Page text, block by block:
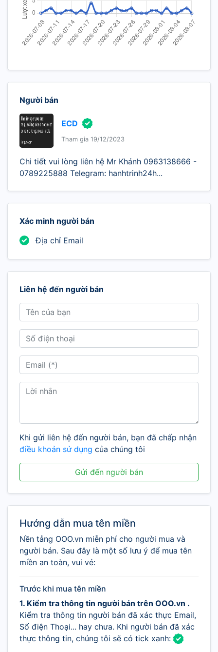
Người bán
ECD
Tham gia 19/12/2023
Chi tiết vui lòng liên hệ Mr Khánh 0963138666 -
0789225888 Telegram: hanhtrinh24h...
Xác minh người bán
Địa chỉ Email
Liên hệ đến người bán
Khi gửi liên hệ đến người bán, bạn đã chấp nhận
điều khoản sử dụng của chúng tôi
Gửi đến người bán
Hướng dẫn mua tên miền
Nền tảng OOO.vn miễn phí cho người mua và
người bán. Sau đây là một số lưu ý để mua tên
miền an toàn, vui vẻ:
Trước khi mua tên miền
1. Kiểm tra thông tin người bán trên OOO.vn .
Kiểm tra thông tin người bán đã xác thực Email,
Số điện Thoại... hay chưa. Khi người bán đã xác
thực thông tin, chúng tôi sẽ có tick xanh: